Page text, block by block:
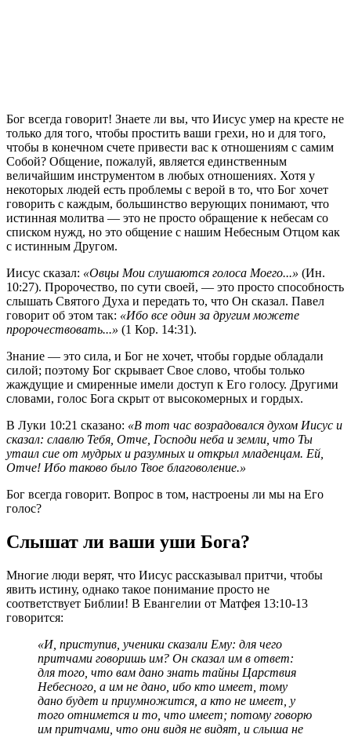
Бог всегда говорит! Знаете ли вы, что Иисус умер на кресте не
только для того, чтобы простить ваши грехи, но и для того,
чтобы в конечном счете привести вас к отношениям с самим
Собой? Общение, пожалуй, является единственным
величайшим инструментом в любых отношениях. Хотя у
некоторых людей есть проблемы с верой в то, что Бог хочет
говорить с каждым, большинство верующих понимают, что
истинная молитва — это не просто обращение к небесам со
списком нужд, но это общение с нашим Небесным Отцом как
с истинным Другом.
Иисус сказал: «Овцы Мои слушаются голоса Моего...» (Ин.
10:27). Пророчество, по сути своей, — это просто способность
слышать Святого Духа и передать то, что Он сказал. Павел
говорит об этом так: «Ибо все один за другим можете
пророчествовать...» (1 Кор. 14:31).
Знание — это сила, и Бог не хочет, чтобы гордые обладали
силой; поэтому Бог скрывает Свое слово, чтобы только
жаждущие и смиренные имели доступ к Его голосу. Другими
словами, голос Бога скрыт от высокомерных и гордых.
В Луки 10:21 сказано: «В тот час возрадовался духом Иисус и
сказал: славлю Тебя, Отче, Господи неба и земли, что Ты
утаил сие от мудрых и разумных и открыл младенцам. Ей,
Отче! Ибо таково было Твое благоволение.»
Бог всегда говорит. Вопрос в том, настроены ли мы на Его
голос?
Слышат ли ваши уши Бога?
Многие люди верят, что Иисус рассказывал притчи, чтобы
явить истину, однако такое понимание просто не
соответствует Библии! В Евангелии от Матфея 13:10-13
говорится:
«И, приступив, ученики сказали Ему: для чего
притчами говоришь им? Он сказал им в ответ:
для того, что вам дано знать тайны Царствия
Небесного, а им не дано, ибо кто имеет, тому
дано будет и приумножится, а кто не имеет, у
того отнимется и то, что имеет; потому говорю
им притчами, что они видя не видят, и слыша не